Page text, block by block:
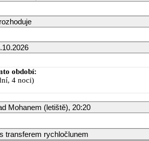
Říjen 2026
PO ÚT ST ČT PÁ
49 529 51 529 50
období:
4 noci)
Mohanem (letiště), 20:20
Vila beach s transferem rychločlunem